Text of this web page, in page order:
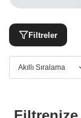
Filtreler